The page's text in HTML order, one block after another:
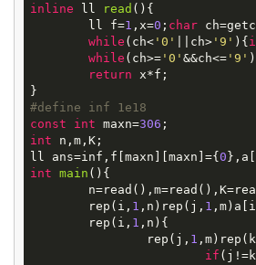
inline ll read () {
	ll f=
1 ,x=0 ; char
while (ch<'0' ||ch>'9' ){
while (ch>='0' &&ch<='9'
return x*f;
#define inf 1e18
const
int maxn=306
int n,m,K;
ll ans=inf,f[maxn][maxn]={0
int main () {
	rep(i,
1 ,n)rep(j, 1
	rep(i,
1 ,n){
		rep(j,
1
if